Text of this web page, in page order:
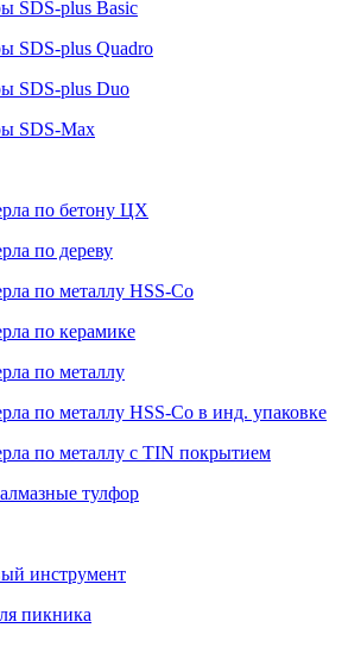
SDS-plus Basic
SDS-plus Quadro
SDS-plus Duo
SDS-Max
по бетону ЦХ
по дереву
по металлу HSS-Co
по керамике
по металлу
по металлу HSS-Co в инд. упаковке
по металлу с TIN покрытием
тулфор
инструмент
пикника